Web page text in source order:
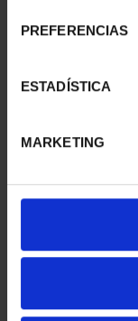
PREFERENCIAS
ESTADÍSTICA
MARKETING
2023 CÁC...